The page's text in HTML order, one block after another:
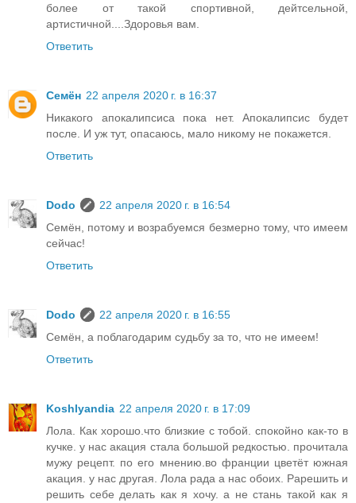
более от такой спортивной, дейтсельной,
артистичной....Здоровья вам.
Ответить
Семён 22 апреля 2020 г. в 16:37
Никакого апокалипсиса пока нет. Апокалипсис будет
после. И уж тут, опасаюсь, мало никому не покажется.
Ответить
Dodo
22 апреля 2020 г. в 16:54
Семён, потому и возрабуемся безмерно тому, что имеем
сейчас!
Ответить
Dodo
22 апреля 2020 г. в 16:55
Семён, а поблагодарим судьбу за то, что не имеем!
Ответить
Koshlyandia 22 апреля 2020 г. в 17:09
Лола. Как хорошо.что близкие с тобой. спокойно как-то в
кучке. у нас акация стала большой редкостью. прочитала
мужу рецепт. по его мнению.во франции цветёт южная
акация. у нас другая. Лола рада а нас обоих. Рарешить и
решить себе делать как я хочу. а не стань такой как я